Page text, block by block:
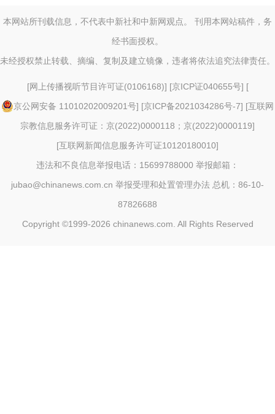
本网站所刊载信息，不代表中新社和中新网观点。 刊用本网站稿件，务
经书面授权。
未经授权禁止转载、摘编、复制及建立镜像，违者将依法追究法律责任。
[网上传播视听节目许可证(0106168)] [京ICP证040655号] [
京公网安备 11010202009201号] [京ICP备2021034286号-7] [互联网
宗教信息服务许可证：京(2022)0000118；京(2022)0000119]
[互联网新闻信息服务许可证10120180010]
违法和不良信息举报电话：15699788000 举报邮箱：
jubao@chinanews.com.cn 举报受理和处置管理办法 总机：86-10-
87826688
Copyright ©1999-2026 chinanews.com. All Rights Reserved